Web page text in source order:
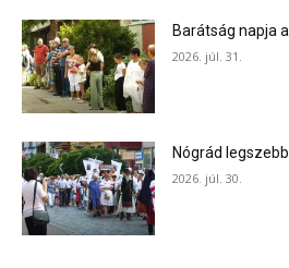
Barátság napja
2026. júl. 31.
Nógrád
2026. júl. 30.